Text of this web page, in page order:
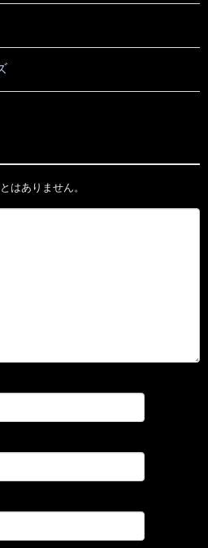
はありません。